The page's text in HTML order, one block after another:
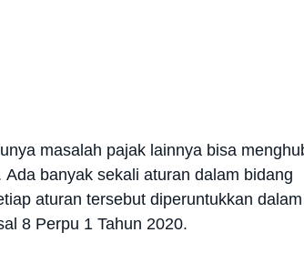
masalah pajak lainnya bisa
Ada banyak sekali aturan dalam bidang
aturan tersebut diperuntukkan
8 Perpu 1 Tahun 2020.